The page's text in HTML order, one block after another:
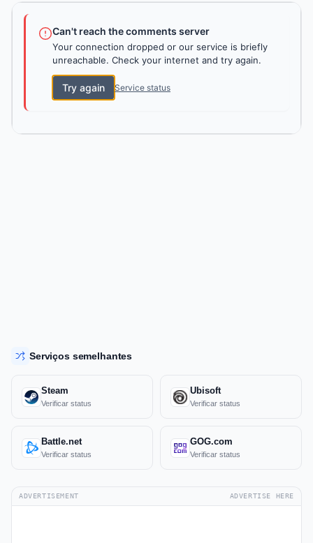
Can't reach the comments server
Your connection dropped or our service is briefly
unreachable. Check your internet and try again.
Try again Service status
Serviços semelhantes
Steam
Verificar status
Ubisoft
Verificar status
Battle.net
Verificar status
GOG.com
Verificar status
ADVERTISEMENT ADVERTISE HERE